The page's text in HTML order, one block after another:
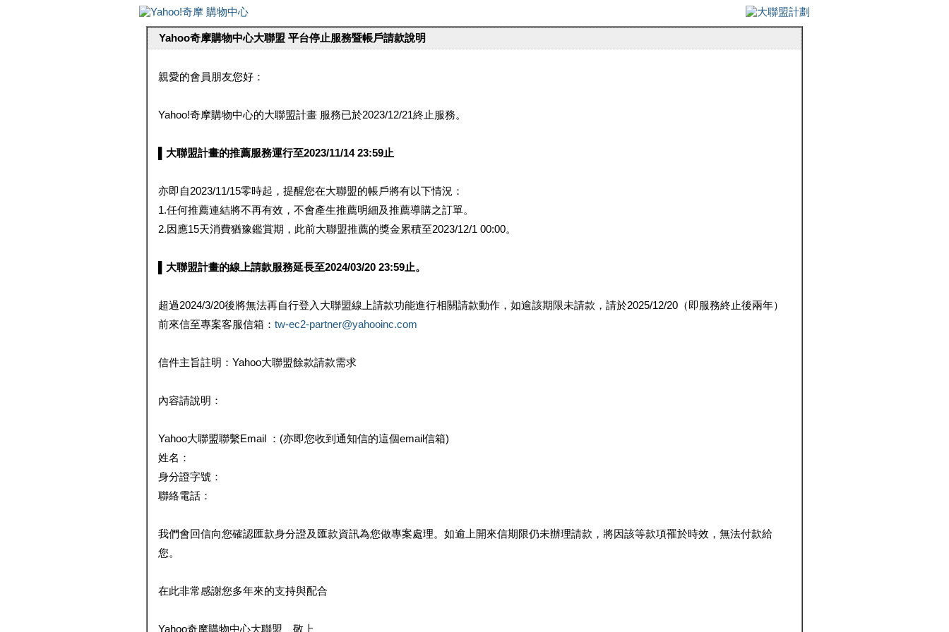
Yahoo奇摩購物中心大聯盟 平台停止服務暨帳戶請款說明
親愛的會員朋友您好：
Yahoo!奇摩購物中心的大聯盟計畫 服務已於2023/12/21終止服務。
▌大聯盟計畫的推薦服務運行至2023/11/14 23:59止
亦即自2023/11/15零時起，提醒您在大聯盟的帳戶將有以下情況：
1.任何推薦連結將不再有效，不會產生推薦明細及推薦導購之訂單。
2.因應15天消費猶豫鑑賞期，此前大聯盟推薦的獎金累積至2023/12/1 00:00。
▌大聯盟計畫的線上請款服務延長至2024/03/20 23:59止。
超過2024/3/20後將無法再自行登入大聯盟線上請款功能進行相關請款動作，如逾該期限未請款，請於2025/12/20（即服務終止後兩年）
前來信至專案客服信箱： tw-ec2-partner@yahooinc.com
信件主旨註明：Yahoo大聯盟餘款請款需求
內容請說明：
Yahoo大聯盟聯繫Email ：(亦即您收到通知信的這個email信箱)
姓名：
身分證字號：
聯絡電話：
我們會回信向您確認匯款身分證及匯款資訊為您做專案處理。如逾上開來信期限仍未辦理請款，將因該等款項罹於時效，無法付款給
您。
在此非常感謝您多年來的支持與配合
Yahoo奇摩購物中心大聯盟 敬上